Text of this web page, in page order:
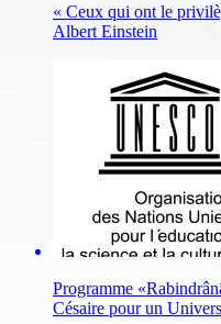
« Ceux qui ont le
Albert Einstein
Programme
Césaire pour un